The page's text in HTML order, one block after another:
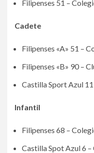
Filipenses 51 –
Cadete
Filipenses «A» 51 –
Filipenses «B» 90 –
Castilla Sport Azul
Infantil
Filipenses 68 –
Castilla Spot Azul 6